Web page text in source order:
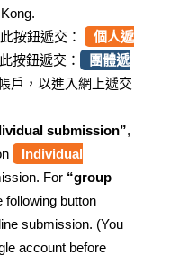
按鈕遞交：
個人遞
按鈕遞交：
團體遞
戶，以進入網上遞交
submission”,
Individual
For “group
following button
submission. (You
account before